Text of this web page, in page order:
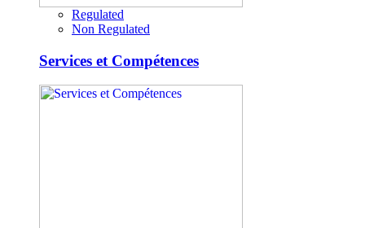
Regulated
Non Regulated
Services et Compétences